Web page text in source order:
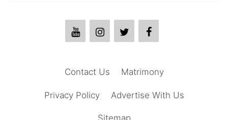
Matrimony
Contact Us
Advertise With Us
Privacy Policy